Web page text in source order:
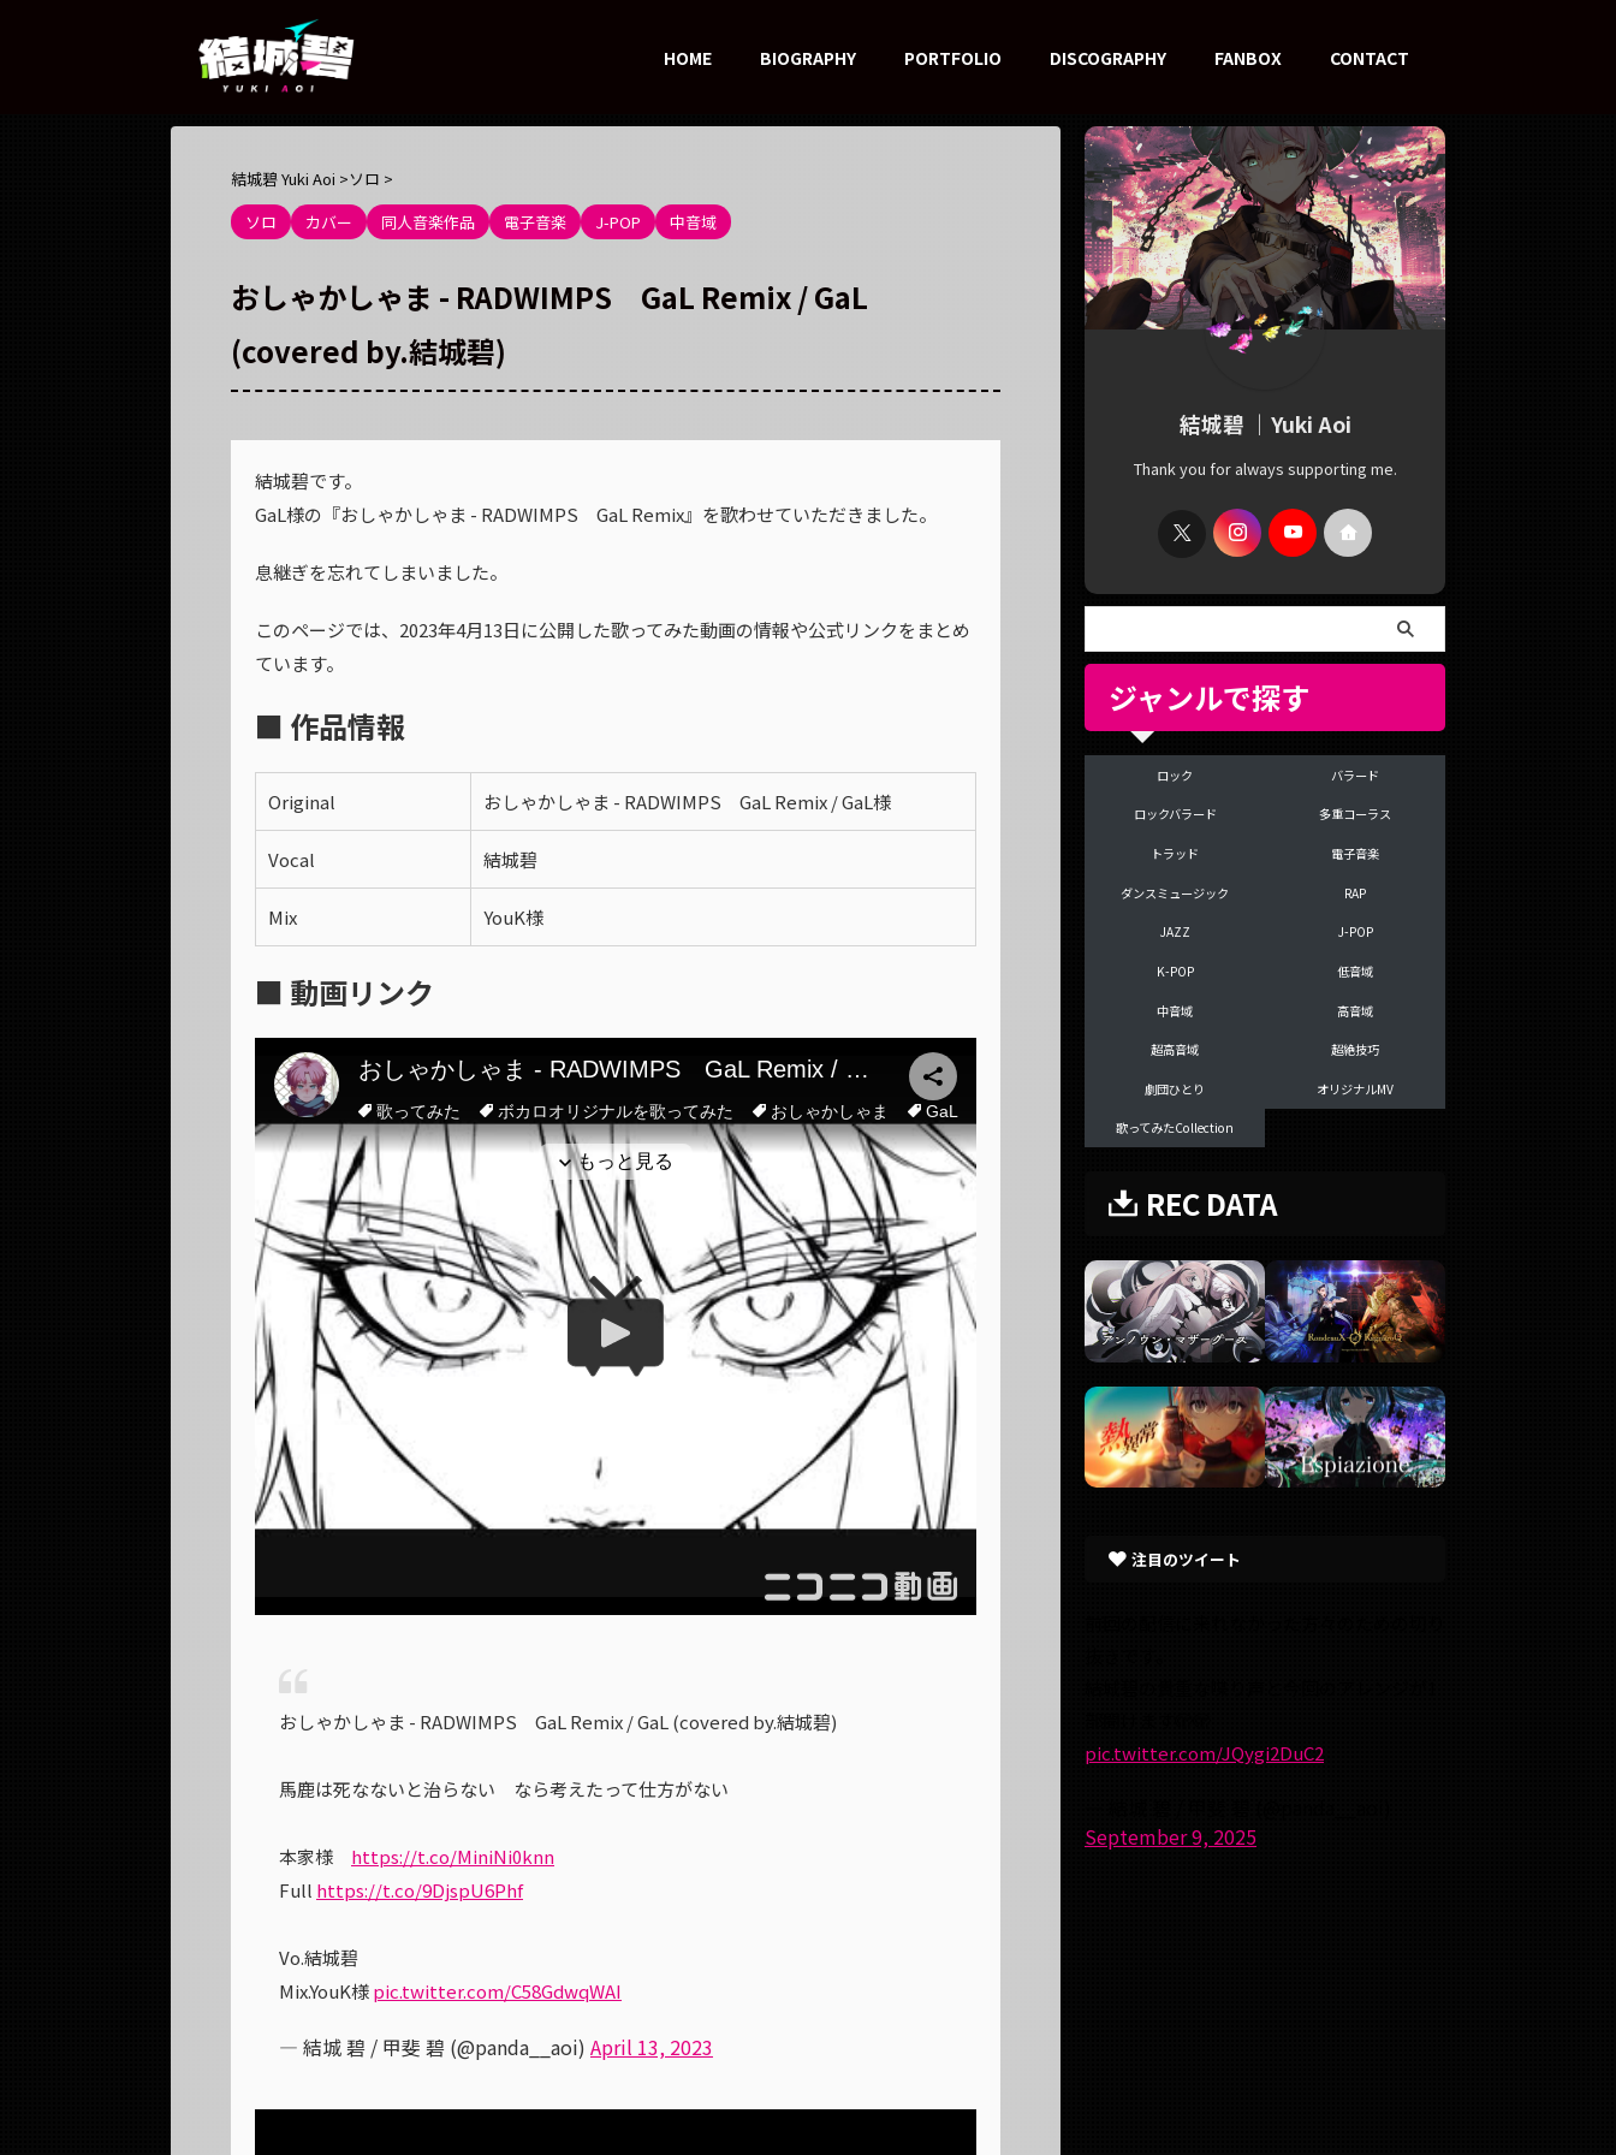
HOME BIOGRAPHY PORTFOLIO DISCOGRAPHY FANBOX CONTACT
結城碧 Yuki Aoi >ソロ >
ソロ
カバー 同人音楽作品 電子音楽 J-POP 中音域
おしゃかしゃま - RADWIMPS GaL Remix / GaL
(covered by.結城碧)
結城碧です。
GaL様の『おしゃかしゃま - RADWIMPS GaL Remix』を歌わせていただきました。
息継ぎを忘れてしまいました。
このページでは、2023年4月13日に公開した歌ってみた動画の情報や公式リンクをまとめ
ています。
■ 作品情報
Original おしゃかしゃま - RADWIMPS GaL Remix / GaL様
Vocal 結城碧
Mix YouK様
■ 動画リンク
おしゃかしゃま - RADWIMPS GaL Remix / GaL (covered by.結城碧)
馬鹿は死なないと治らない なら考えたって仕方がない
本家様 https://t.co/MiniNi0knn
Full https://t.co/9DjspU6Phf
Vo.結城碧
Mix.YouK様pic.twitter.com/C58GdwqWAI
— 結城 碧 / 甲斐 碧 (@panda__aoi) April 13, 2023
結城碧 ｜Yuki Aoi
Thank you for always supporting me.
ジャンルで探す
ロック
ロックバラード
トラッド
ダンスミュージック
JAZZ
K-POP
中音域
超高音域
劇団ひとり
歌ってみたCollection
バラード
多重コーラス
電子音楽
RAP
J-POP
低音域
高音域
超絶技巧
オリジナルMV
REC DATA
注目のツイート
pic.twitter.com/JQygi2DuC2
September 9, 2025